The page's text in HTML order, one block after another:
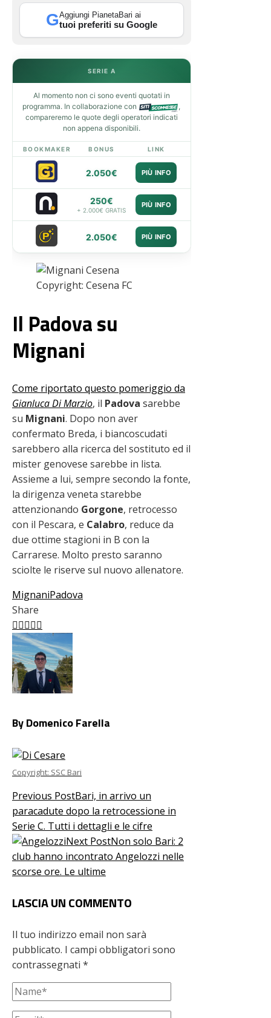
GAggiungi PianetaBari ai
tuoi preferiti su Google
SERIE A
Al momento non ci sono eventi quotati in
programma. In collaborazione con
,
compareremo le quote degli operatori indicati
non appena disponibili.
BOOKMAKER BONUS LINK
2.050€ PIÙ INFO
250€
+ 2.000€ GRATIS
PIÙ INFO
2.050€ PIÙ INFO
Copyright: Cesena FC
Il Padova su
Mignani
Come riportato questo pomeriggio da
Gianluca Di Marzio, il Padova sarebbe
su Mignani. Dopo non aver
confermato Breda, i biancoscudati
sarebbero alla ricerca del sostituto ed il
mister genovese sarebbe in lista.
Assieme a lui, sempre secondo la fonte,
la dirigenza veneta starebbe
attenzionando Gorgone, retrocesso
con il Pescara, e Calabro, reduce da
due ottime stagioni in B con la
Carrarese. Molto presto saranno
sciolte le riserve sul nuovo allenatore.
MignaniPadova
Share
Facebook
Twitter
LinkedIn
Pinterest
Stumbleupon
By Domenico Farella
Copyright: SSC Bari
Previous PostBari, in arrivo un
paracadute dopo la retrocessione in
Serie C. Tutti i dettagli e le cifre
Next PostNon solo Bari: 2
club hanno incontrato Angelozzi nelle
scorse ore. Le ultime
LASCIA UN COMMENTO
Il tuo indirizzo email non sarà
pubblicato. I campi obbligatori sono
contrassegnati *